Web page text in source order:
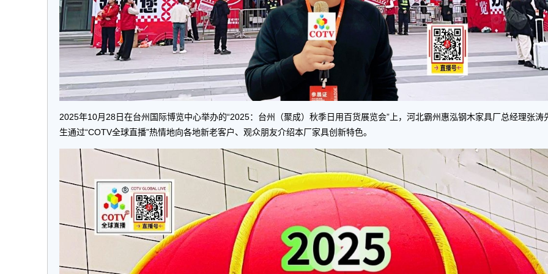
2025年10月28日在台州国际博览中心举办的“2025：台州（聚成）秋季日用百货展览会”上，河北霸州惠泓钢木家具厂总经理张涛
生通过“COTV全球直播”热情地向各地新老客户、观众朋友介绍本厂家具创新特色。